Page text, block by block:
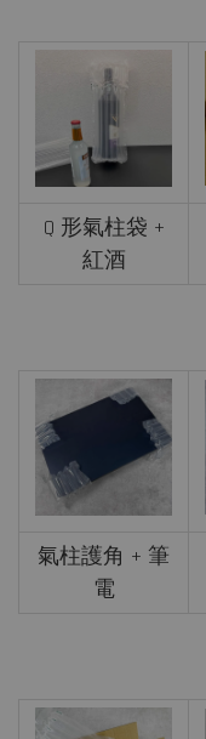
Q 形氣柱袋 +
紅酒
氣柱護角 + 筆
電